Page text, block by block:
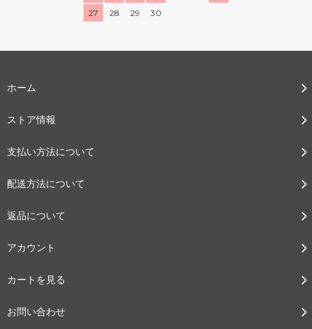
27
28 29 30
ホーム
ストア情報
支払い方法について
配送方法について
返品について
アカウント
カートを見る
お問い合わせ